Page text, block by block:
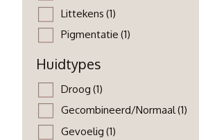
Littekens (1)
Pigmentatie (1)
Huidtypes
Droog (1)
Gecombineerd/Normaal(1)
Gevoelig (1)